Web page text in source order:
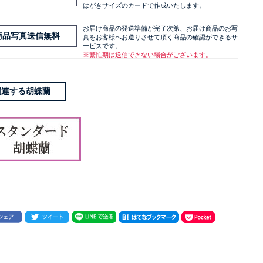
はがきサイズのカードで作成いたします。
品写真送信無料
お届け商品の発送準備が完了次第、お届け商品のお写
真をお客様へお送りさせて頂く商品の確認ができるサ
ービスです。
※繁忙期は送信できない場合がございます。
する胡蝶蘭